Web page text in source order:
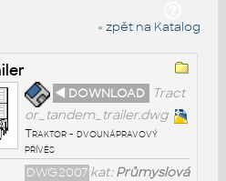
« zpět na Katalog
◄ DOWNLOAD
Tract
or_tandem_trailer.dwg
Traktor - dvounápravový
přívěs
kat:Průmyslová
DWG2007